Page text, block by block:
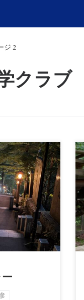
ジ 2
クラブ
ついて講
(月) 19:0 […]